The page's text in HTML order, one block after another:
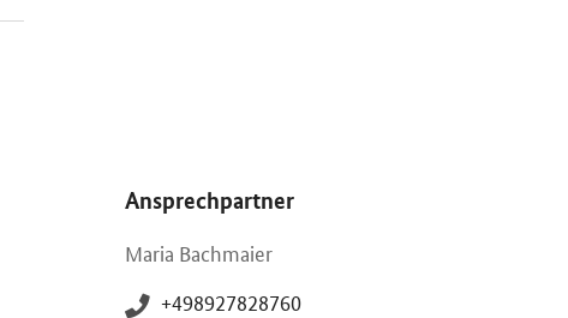
Ansprechpartner
Maria Bachmaier
Öffnet Einzelsicht
+498927828760